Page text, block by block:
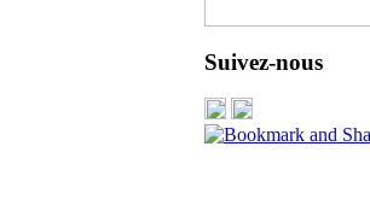
Suivez-nous